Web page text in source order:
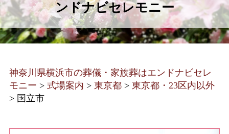
ンドナビセレモニー
神奈川県横浜市の葬儀・家族葬はエンドナビセレ
モニー > 式場案内 > 東京都 > 東京都・23区内以外
> 国立市